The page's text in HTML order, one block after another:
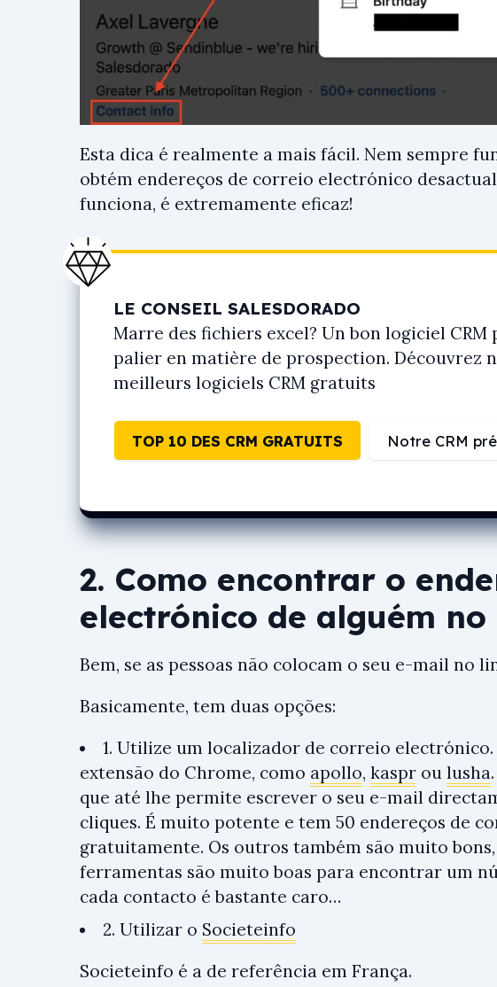
Esta dica é realmente a mais fácil. Nem sempre
obtém endereços de correio electrónico
funciona, é extremamente eficaz!
LE CONSEIL SALESDORADO
Marre des fichiers excel? Un bon logiciel
palier en matière de prospection. Découvrez
meilleurs logiciels CRM gratuits
TOP 10 DES CRM GRATUITS Notre CRM
2. Como encontrar o
electrónico de alguém no
Bem, se as pessoas não colocam o seu e-mail no
Basicamente, tem duas opções:
1. Utilize um localizador de correio electrónico.
extensão do Chrome, como apollo, kaspr ou lusha
que até lhe permite escrever o seu e-mail
cliques. É muito potente e tem 50 endereços de
gratuitamente. Os outros também são muito
ferramentas são muito boas para encontrar um
cada contacto é bastante caro…
2. Utilizar o Societeinfo
Societeinfo é a de referência em França.